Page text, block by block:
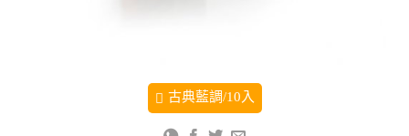
古典藍調/10入